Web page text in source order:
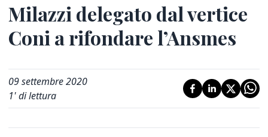
Milazzi delegato dal vertice
Coni a rifondare l’Ansmes
09 settembre 2020
1' di lettura